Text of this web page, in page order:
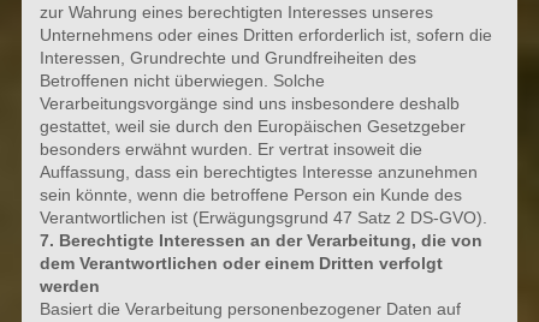
zur Wahrung eines berechtigten Interesses unseres
Unternehmens oder eines Dritten erforderlich ist, sofern die
Interessen, Grundrechte und Grundfreiheiten des
Betroffenen nicht überwiegen. Solche
Verarbeitungsvorgänge sind uns insbesondere deshalb
gestattet, weil sie durch den Europäischen Gesetzgeber
besonders erwähnt wurden. Er vertrat insoweit die
Auffassung, dass ein berechtigtes Interesse anzunehmen
sein könnte, wenn die betroffene Person ein Kunde des
Verantwortlichen ist (Erwägungsgrund 47 Satz 2 DS-GVO).
7. Berechtigte Interessen an der Verarbeitung, die von
dem Verantwortlichen oder einem Dritten verfolgt
werden
Basiert die Verarbeitung personenbezogener Daten auf